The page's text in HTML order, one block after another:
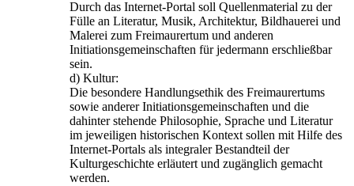
Durch das Internet-Portal soll Quellenmaterial zu der
Fülle an Literatur, Musik, Architektur, Bildhauerei und
Malerei zum Freimaurertum und anderen
Initiationsgemeinschaften für jedermann erschließbar
sein.
d) Kultur:
Die besondere Handlungsethik des Freimaurertums
sowie anderer Initiationsgemeinschaften und die
dahinter stehende Philosophie, Sprache und Literatur
im jeweiligen historischen Kontext sollen mit Hilfe des
Internet-Portals als integraler Bestandteil der
Kulturgeschichte erläutert und zugänglich gemacht
werden.